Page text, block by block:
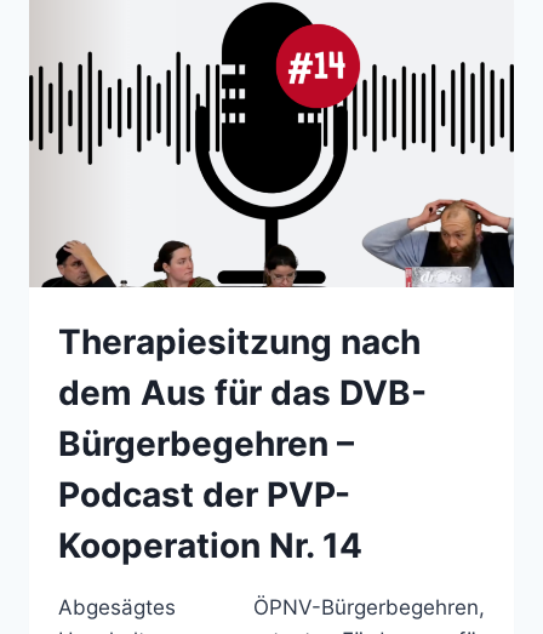
Therapiesitzung nach
dem Aus für das DVB-
Bürgerbegehren –
Podcast der PVP-
Kooperation Nr. 14
Abgesägtes ÖPNV-Bürgerbegehren,